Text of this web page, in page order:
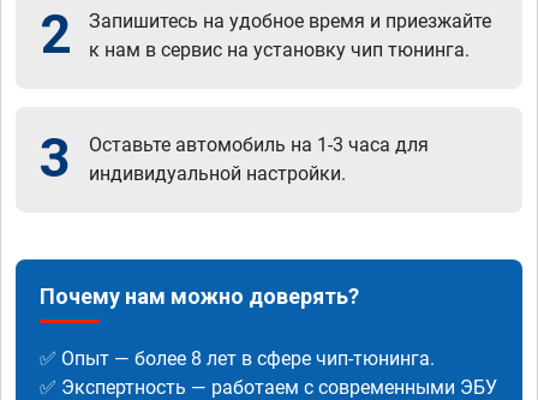
2
Запишитесь на удобное время и приезжайте
к нам в сервис на установку чип тюнинга.
3
Оставьте автомобиль на 1-3 часа для
индивидуальной настройки.
Почему нам можно доверять?
✅ Опыт — более 8 лет в сфере чип-тюнинга.
✅ Экспертность — работаем с современными ЭБУ